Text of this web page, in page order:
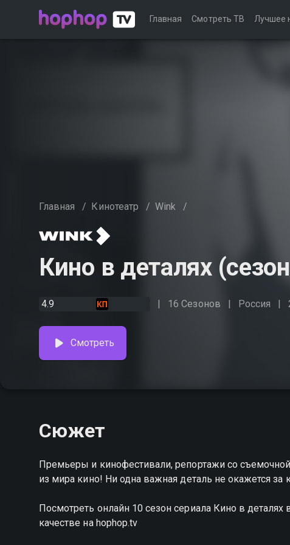
Главная Смотреть ТВ Лучшее
Главная / Кинотеатр / Wink /
Кино в деталях
4.9 16 Сезонов Россия
Смотреть
Сюжет
Премьеры и кинофестивали, репортажи со
из мира кино! Ни одна важная деталь не окажется за
Посмотреть онлайн 10 сезон сериала Кино в
качестве на hophop.tv